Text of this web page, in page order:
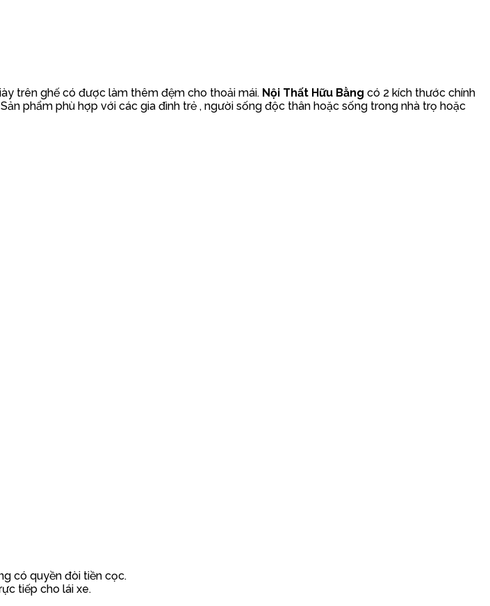
trên ghế có được làm thêm đệm cho thoải mái. Nội Thất Hữu Bằng có 2 kích thước chính
phẩm phù hợp với các gia đình trẻ , người sống độc thân hoặc sống trong nhà trọ hoặc
có quyền đòi tiền cọc.
tiếp cho lái xe.